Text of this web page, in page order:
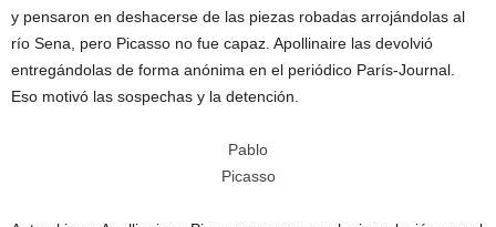
y pensaron en deshacerse de las piezas robadas arrojándolas al
río Sena, pero Picasso no fue capaz. Apollinaire las devolvió
entregándolas de forma anónima en el periódico París-Journal.
Eso motivó las sospechas y la detención.
Pablo
Picasso